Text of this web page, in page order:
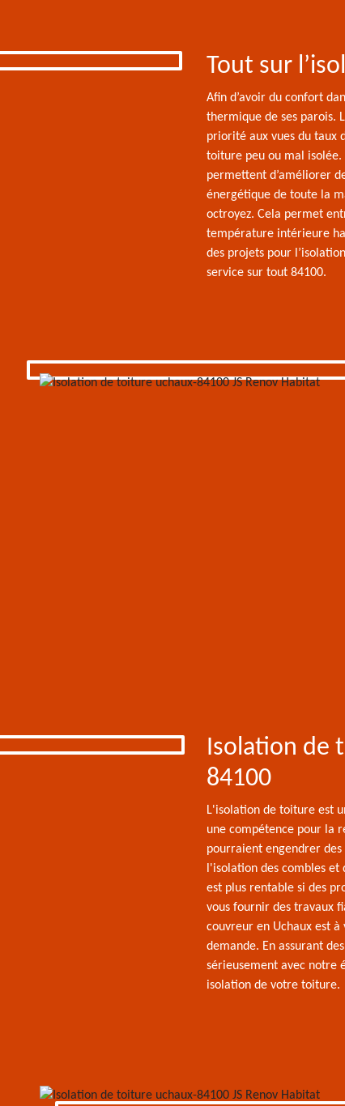
Tout sur
Afin d’avoir du confort
thermique de ses parois.
priorité aux vues du taux
toiture peu ou mal isolée.
permettent d’améliorer
énergétique de toute la
octroyez. Cela permet
température intérieure
des projets pour
service sur tout 84100.
Isolation de
84100
L'isolation de toiture est
une compétence pour la
pourraient engendrer
l'isolation des combles
est plus rentable si des
vous fournir des travaux
couvreur en Uchaux est
demande. En assurant
sérieusement avec notre
isolation de votre toiture.